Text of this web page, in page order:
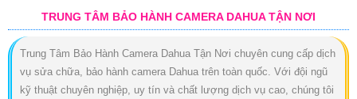
TRUNG TÂM BẢO HÀNH CAMERA DAHUA TẬN NƠI
Trung Tâm Bảo Hành Camera Dahua Tận Nơi chuyên cung cấp dịch
vụ sửa chữa, bảo hành camera Dahua trên toàn quốc. Với đội ngũ
kỹ thuật chuyên nghiệp, uy tín và chất lượng dịch vụ cao, chúng tôi